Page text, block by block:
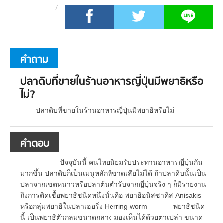
คำถาม
ปลาดิบที่ขายในร้านอาหารญี่ปุ่นมีพยาธิหรือ
ไม่?
ปลาดิบที่ขายในร้านอาหารญี่ปุ่นมีพยาธิหรือไม่
คำตอบ
ปัจจุบันนี้ คนไทยนิยมรับประทานอาหารญี่ปุ่นกัน
มากขึ้น ปลาดิบก็เป็นเมนูหลักที่ขาดเสียไม่ได้ ถ้าปลาดิบนั้นเป็น
ปลาจากเขตหนาวหรือปลาต้นตำรับจากญี่ปุ่นจริง ๆ ก็มีรายงาน
ถึงการติดเชื้อพยาธิชนิดหนึ่งนั่นคือ พยาธิอนิสซาคิส Anisakis
หรือกลุ่มพยาธิในปลาเฮอริ่ง Herring worm พยาธิชนิด
นี้ เป็นพยาธิตัวกลมขนาดกลาง มองเห็นได้ด้วยตาเปล่า ขนาด